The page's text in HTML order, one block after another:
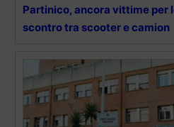
Partinico, ancora vittime per
scontro tra scooter e camion